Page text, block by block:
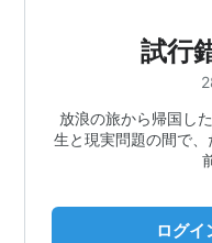
試行
放浪の旅から帰国し
生と現実問題の間で
ログイ